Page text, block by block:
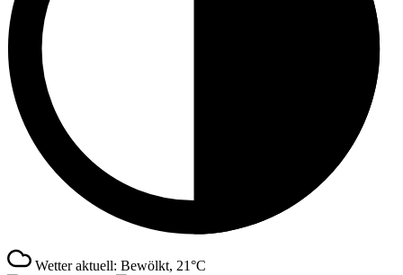
Wetter aktuell: Bewölkt, 21°C